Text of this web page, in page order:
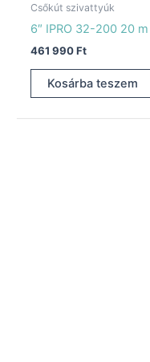
Csőkút szivattyúk
6″ IPRO 32-200 20
461 990Ft
Kosárba teszem